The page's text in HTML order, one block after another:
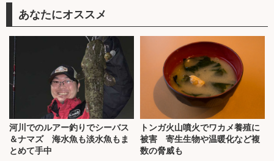
あなたにオススメ
河川でのルアー釣りでシーバス
＆ナマズ 海水魚も淡水魚もま
とめて手中
トンガ火山噴火でワカメ養殖に
被害 寄生生物や温暖化など複
数の脅威も